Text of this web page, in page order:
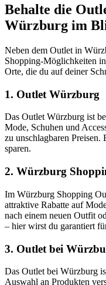
Behalte die
Würzburg im
Neben dem Outlet in
Shopping-Möglichkeiten
Orte, die du auf deiner
1. Outlet Würzburg
Das Outlet Würzburg ist
Mode, Schuhen und
zu unschlagbaren Preisen.
sparen.
2. Würzburg
Im Würzburg Shopping
attraktive Rabatte auf
nach einem neuen Outfit
– hier wirst du garantiert
3. Outlet bei
Das Outlet bei Würzburg
Auswahl an Produkten